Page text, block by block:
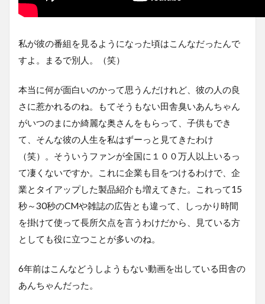
私が彼の番組を見るようになった頃はこんなだったんで
すよ。まるで別人。（笑）
本当に何が面白いのかって思うんだけれど、彼の人の良
さに惹かれるのね。もてそうもない田舎臭いあんちゃん
がいつのまにか綺麗な奥さんをもらって、子供もでき
て、そんな彼の人生を私はずーっと見てきたわけ
（笑）。そういうファンが全国に１００万人以上いるっ
て凄くないですか。これに企業も目をつけるわけで、企
業とタイアップした製品紹介も増えてきた。これって15
秒～30秒のCMや雑誌の広告とも違って、しっかり時間
を掛けて使って長所欠点を言うわけだから、見ている方
としても役に立つことが多いのね。
6年前はこんなどうしようもない動画を出している田舎の
あんちゃんだった。